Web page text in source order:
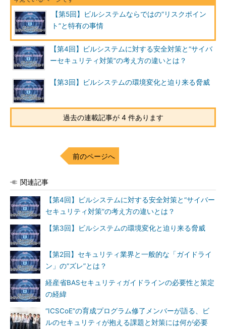
【第5回】ビルシステムならではの“リスクポイン
ト”と特有の事情
【第4回】ビルシステムに対する安全対策と“サイバ
ーセキュリティ対策”の考え方の違いとは？
【第3回】ビルシステムの環境変化と迫り来る脅威
過去の連載記事が 4 件あります
前のページへ
関連記事
【第4回】ビルシステムに対する安全対策と“サイバー
セキュリティ対策”の考え方の違いとは？
【第3回】ビルシステムの環境変化と迫り来る脅威
【第2回】セキュリティ業界と一般的な「ガイドライ
ン」の“ズレ”とは？
経産省BASセキュリティガイドラインの必要性と策定
の経緯
“ICSCoE”の育成プログラム修了メンバーが語る、ビ
ルのセキュリティが抱える課題と対策には何が必要